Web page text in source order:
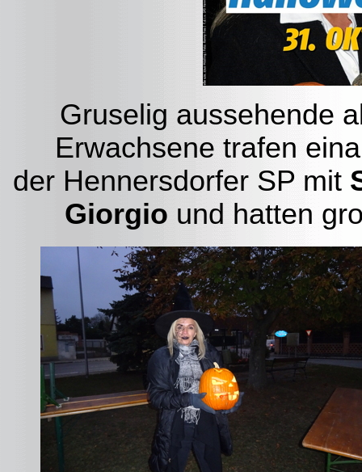
Gruselig aussehende
Erwachsene trafen
der Hennersdorfer SP mit
Giorgio und hatten